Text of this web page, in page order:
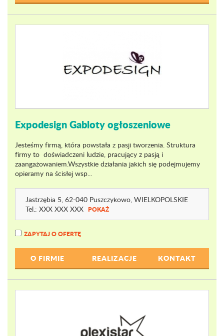
Expodesign Gabloty ogłoszeniowe
Jesteśmy firmą, która powstała z pasji tworzenia. Struktura
firmy to doświadczeni ludzie, pracujący z pasją i
zaangażowaniem.Wszystkie działania jakich się podejmujemy
opieramy na ścisłej wsp...
Jastrzębia 5, 62-040 Puszczykowo, WIELKOPOLSKIE
Tel.: XXX XXX XXX POKAŻ
ZAPYTAJ O OFERTĘ
O FIRMIE REALIZACJE KONTAKT